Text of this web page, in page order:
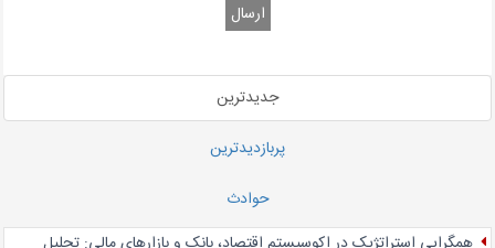
ارسال
جدیدترین
پربازدیدترین
حوادث